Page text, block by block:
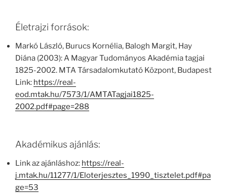
Életrajzi források:
Markó László, Burucs Kornélia, Balogh Margit, Hay
Diána (2003): A Magyar Tudományos Akadémia tagjai
1825-2002. MTA Társadalomkutató Központ, Budapest
Link: https://real-
eod.mtak.hu/7573/1/AMTATagjai1825-
2002.pdf#page=288
Akadémikus ajánlás:
Link az ajánláshoz: https://real-
j.mtak.hu/11277/1/Eloterjesztes_1990_tisztelet.pdf#pa
ge=53